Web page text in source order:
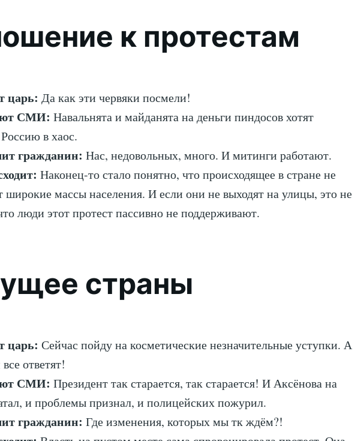
к протестам
царь: Да как эти червяки посмели!
СМИ: Навальнята и майданята на деньги пиндосов хотят
в хаос.
гражданин: Нас, недовольных, много. И митинги работают.
Наконец-то стало понятно, что происходящее в стране не
широкие массы населения. И если они не выходят на улицы, это не
люди этот протест пассивно не поддерживают.
страны
царь: Сейчас пойду на косметические незначительные уступки. А
ответят!
СМИ: Президент так старается, так старается! И Аксёнова на
и проблемы признал, и полицейских пожурил.
гражданин: Где изменения, которых мы тк ждём?!